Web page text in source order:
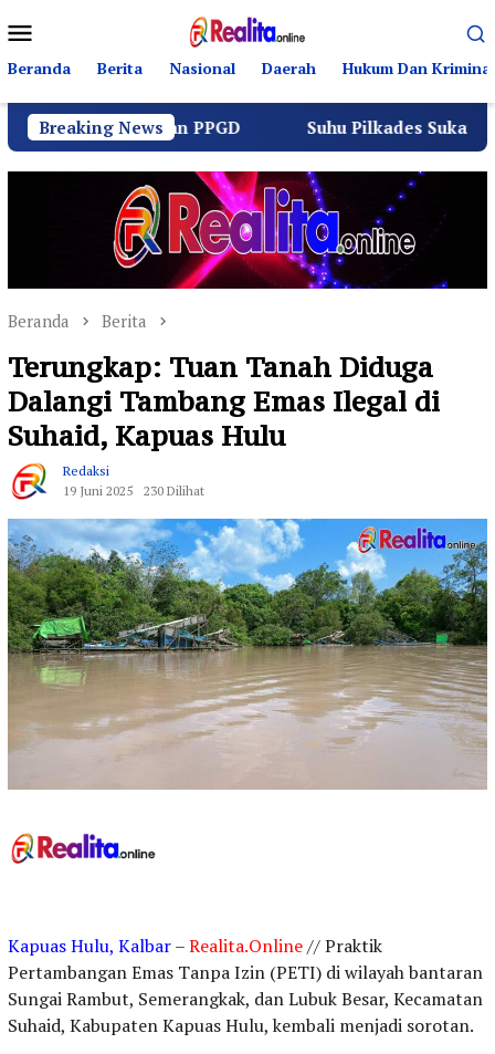
ke
kontenMobile
Beranda Berita Nasional Daerah Hukum Dan Kriminal
Breaking News
dan PPGD Suhu Pilkades Sukamulya
Beranda Berita
Terungkap: Tuan Tanah Diduga
Dalangi Tambang Emas Ilegal di
Suhaid, Kapuas Hulu
Redaksi
19 Juni 2025
230 Dilihat
Kapuas Hulu, Kalbar–Realita.Online// Praktik
Pertambangan Emas Tanpa Izin (PETI) di wilayah bantaran
Sungai Rambut, Semerangkak, dan Lubuk Besar, Kecamatan
Suhaid, Kabupaten Kapuas Hulu, kembali menjadi sorotan.